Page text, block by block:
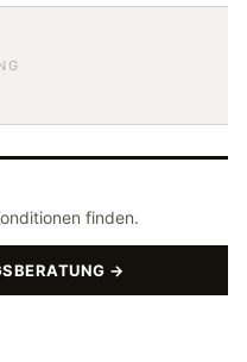
finden.
→